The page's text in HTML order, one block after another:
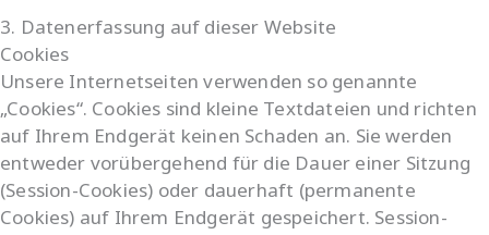
3. Datenerfassung auf dieser Website
Cookies
Unsere Internetseiten verwenden so genannte
„Cookies“. Cookies sind kleine Textdateien und richten
auf Ihrem Endgerät keinen Schaden an. Sie werden
entweder vorübergehend für die Dauer einer Sitzung
(Session-Cookies) oder dauerhaft (permanente
Cookies) auf Ihrem Endgerät gespeichert. Session-